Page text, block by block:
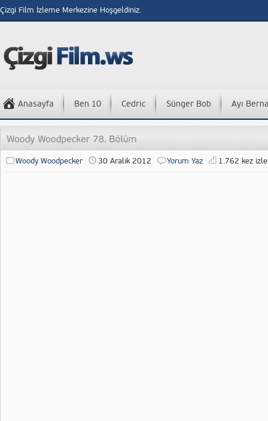
Çizgi Film İzleme Merkezine Hoşgeldiniz.
Anasayfa Ben 10 Cedric Sünger Bob Ayı
Woody Woodpecker 30 Aralık 2012 Yorum Yaz 1.762 kez